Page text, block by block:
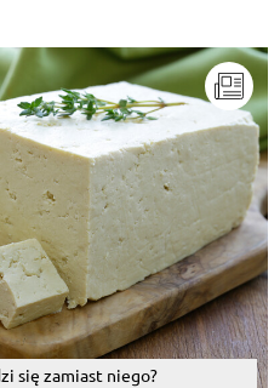
się zamiast niego?